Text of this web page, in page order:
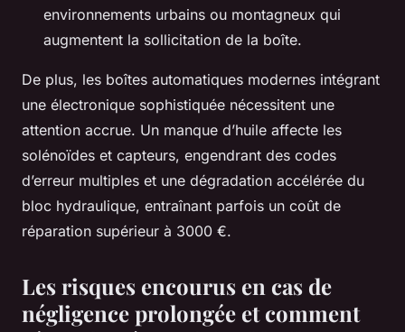
environnements urbains ou montagneux qui
augmentent la sollicitation de la boîte.
De plus, les boîtes automatiques modernes intégrant
une électronique sophistiquée nécessitent une
attention accrue. Un manque d’huile affecte les
solénoïdes et capteurs, engendrant des codes
d’erreur multiples et une dégradation accélérée du
bloc hydraulique, entraînant parfois un coût de
réparation supérieur à 3000 €.
Les risques encourus en cas de
négligence prolongée et comment